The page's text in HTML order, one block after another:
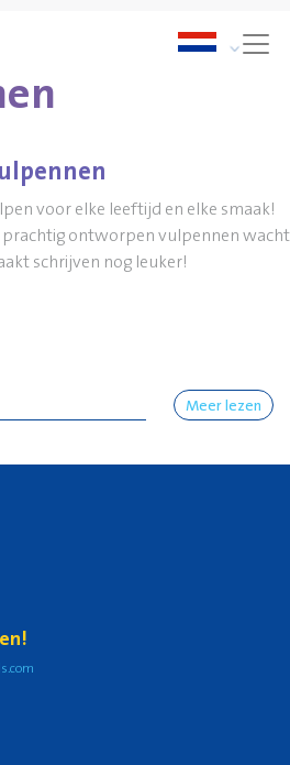
voor elke leeftijd en elke smaak!
prachtig ontworpen vulpennen wacht
schrijven nog leuker!
Meer lezen